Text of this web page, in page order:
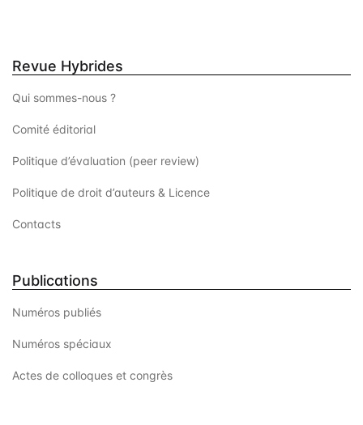
Revue Hybrides
Qui sommes-nous ?
Comité éditorial
Politique d’évaluation (peer review)
Politique de droit d’auteurs & Licence
Contacts
Publications
Numéros publiés
Numéros spéciaux
Actes de colloques et congrès